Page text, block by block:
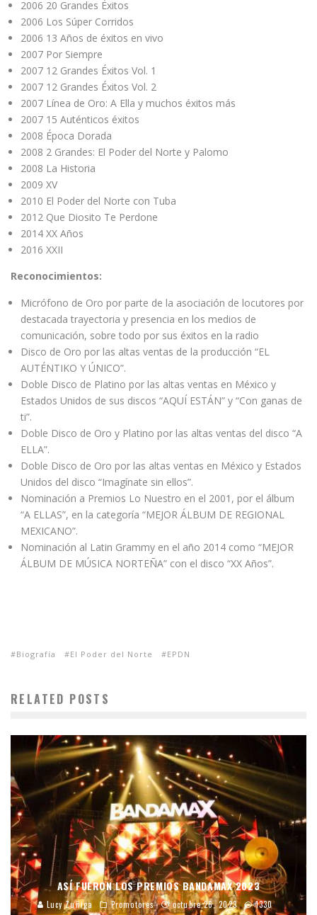
2006 20 Grandes Éxitos
2006 Los Súper Corridos
2006 13 Años de éxitos en vivo
2007 Por Siempre
2007 12 Grandes Éxitos Vol. 1
2007 12 Grandes Éxitos Vol. 2
2007 Línea de Oro: A Ella y muchos éxitos más
2007 15 Auténticos éxitos
2008 Época Dorada
2008 2 Grandes: El Poder del Norte y Palomo
2008 La Historia
2009 XV
2010 El Poder del Norte con Tuba
2012 Que Diosito Te Perdone
2014 XX Años
2016 XXII
Reconocimientos:
Micrófono de Oro por parte de la asociación de locutores por
destacada trayectoria y presencia en los medios de
comunicación, sobre todo por sus éxitos en la radio
Disco de Oro por las altas ventas de la producción “EL
AUTÉNTIKO Y ÚNICO”.
Doble Disco de Platino por las altas ventas en México y
Estados Unidos de sus discos “AQUÍ ESTÁN” y “Con ganas de
ti”.
Doble Disco de Oro y Platino por las altas ventas del disco “A
ELLA”.
Doble Disco de Oro por las altas ventas en México y Estados
Unidos del disco “Imagínate sin ellos”.
Nominación a Premios Lo Nuestro en el 2001, por el álbum
“A ELLAS”, en la categoría “MEJOR ÁLBUM DE REGIONAL
MEXICANO”.
Nominación al Latin Grammy en el año 2014 como “MEJOR
ÁLBUM DE MÚSICA NORTEÑA” con el disco “XX Años”.
Biografía El Poder del Norte EPDN
RELATED POSTS
ASÍ FUERON LOS PREMIOS BANDAMAX 2023
Lucy Zuñiga Promotores octubre 26, 2023 1330